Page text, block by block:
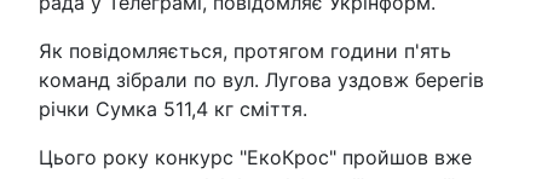
Як повідомляється, протягом години п'ять
команд зібрали по вул. Лугова уздовж берегів
річки Сумка 511,4 кг сміття.
Цього року конкурс "ЕкоКрос" пройшов вже